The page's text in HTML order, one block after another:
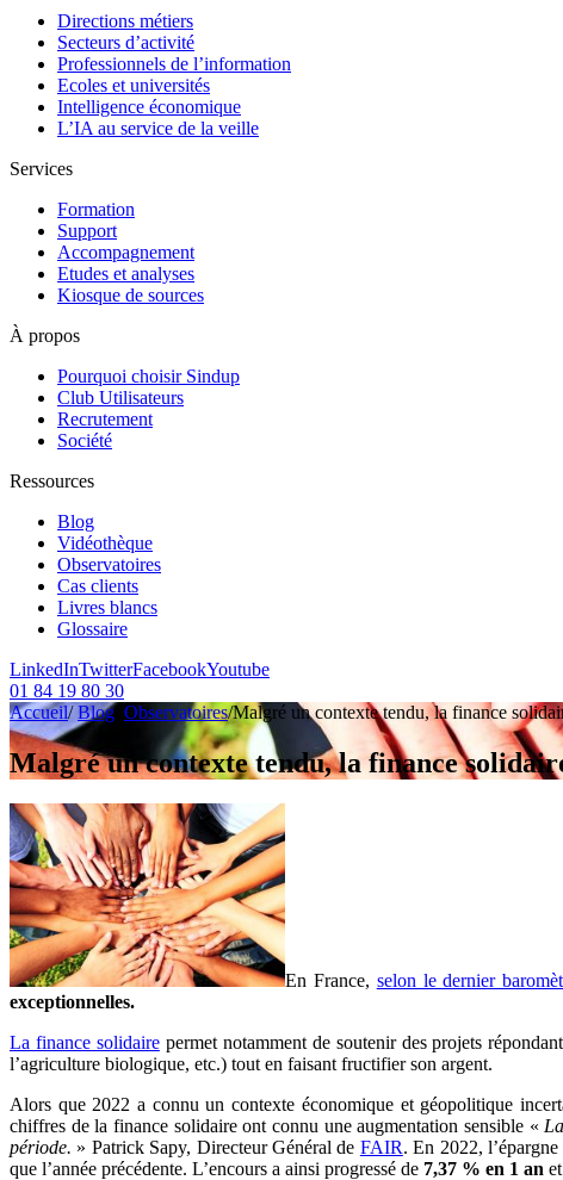
Directions métiers
Secteurs d’activité
Professionnels de l’information
Ecoles et universités
Intelligence économique
L’IA au service de la veille
Services
Formation
Support
Accompagnement
Etudes et analyses
Kiosque de sources
À propos
Pourquoi choisir Sindup
Club Utilisateurs
Recrutement
Société
Ressources
Blog
Vidéothèque
Observatoires
Cas clients
Livres blancs
Glossaire
LinkedInTwitterFacebookYoutube
01 84 19 80 30
Accueil/ Blog/ Observatoires/Malgré un contexte tendu, la finance
Malgré un contexte tendu, la finance
En France, selon le dernier
exceptionnelles.
La finance solidairepermet notamment de soutenir des projets
l’agriculture biologique, etc.) tout en faisant fructifier son argent.
Alors que 2022 a connu un contexte économique et géopolitique
chiffres de la finance solidaire ont connu une augmentation sensible «
période. » Patrick Sapy, Directeur Général de FAIR. En 2022,
que l’année précédente. L’encours a ainsi progressé de 7,37 % en 1 an